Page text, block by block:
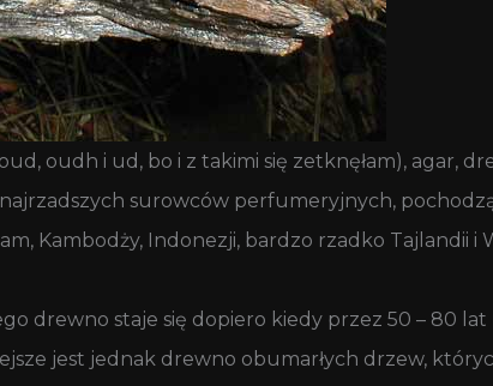
oudh i ud, bo i z takimi się zetknęłam), agar,
surowców perfumeryjnych,
Kambodży, Indonezji, bardzo rzadko Tajlandii i
drewno staje się dopiero kiedy przez 50 – 80
jest jednak drewno obumarłych drzew,